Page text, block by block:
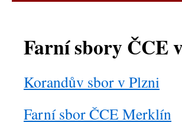
Farní sbory ČCE
Korandův sbor v Plzni
Farní sbor ČCE Merklín